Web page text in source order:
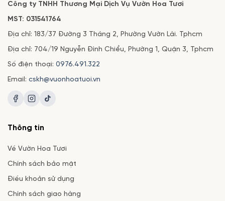
Công ty TNHH Thương Mại Dịch Vụ Vườn Hoa Tươi
MST: 031541764
Địa chỉ: 183/37 Đường 3 Tháng 2, Phường Vườn Lài. Tphcm
Địa chỉ: 704/19 Nguyễn Đình Chiểu, Phường 1, Quận 3, Tphcm
Số điện thoại: 0976.491.322
Email: cskh@vuonhoatuoi.vn
Thông tin
Về Vườn Hoa Tươi
Chính sách bảo mật
Điều khoản sử dụng
Chính sách giao hàng